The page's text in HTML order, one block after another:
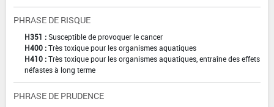
PHRASE DE RISQUE
H351 :Susceptible de provoquer le cancer
H400 :Très toxique pour les organismes aquatiques
H410 :Très toxique pour les organismes aquatiques, entraîne des effets
néfastes à long terme
PHRASE DE PRUDENCE